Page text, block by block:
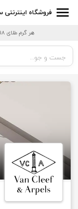
فروشگاه
هر گرم طلای 18 عیار: